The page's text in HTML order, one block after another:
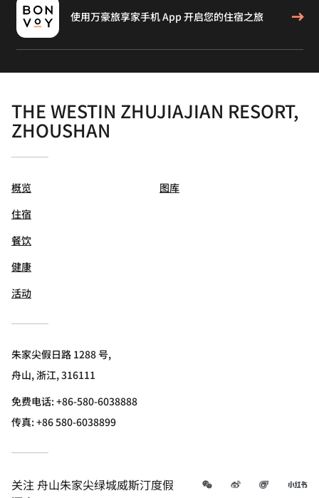
使用万豪旅享家手机 App 开启您的住宿之旅
THE WESTIN ZHUJIAJIAN RESORT,
ZHOUSHAN
概览
住宿
餐饮
健康
活动
图库
朱家尖假日路 1288 号,
舟山, 浙江, 316111
免费电话:+86-580-6038888
传真:+86 580-6038899
关注舟山朱家尖绿城威斯汀度假
微信 微博 飞猪